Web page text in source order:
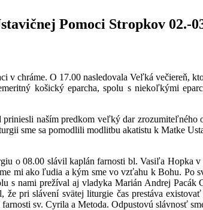
Pomoci Stropkov 02.-
v chráme. O 17.00 nasledovala Veľká večiereň,
košický eparcha, spolu s niekoľkými
naším predkom veľký dar
sme sa pomodlili modlitbu akatistu k Matke
o 08.00 slávil kaplán farnosti bl. Vasiľa
mi ako ľudia a kým sme vo vzťahu k Bohu.
nami prežíval aj vladyka Marián Andrej Pacák
pri slávení svätej liturgie čas prestáva
sv. Cyrila a Metoda. Odpustovú slávnosť